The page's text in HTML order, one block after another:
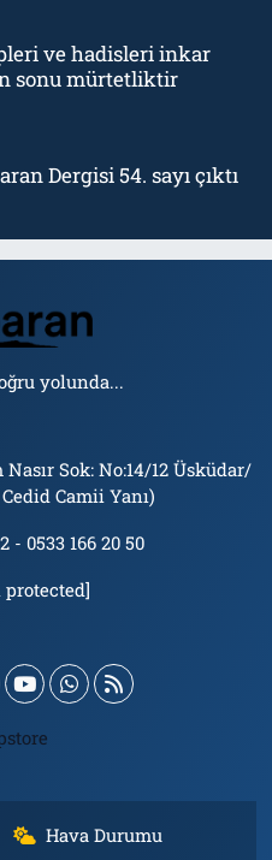
ve hadisleri inkar
sonu mürtetliktir
Dergisi 54. sayı çıktı
yolunda...
Sok: No:14/12 Üsküdar/
Camii Yanı)
- 0533 166 20 50
protected]
Hava Durumu